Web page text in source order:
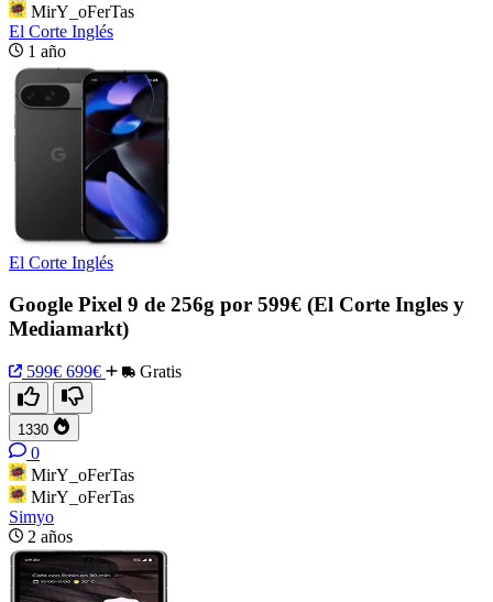
MirY_oFerTas
El Corte Inglés
1 año
El Corte Inglés
Google Pixel 9 de 256g por 599€ (El Corte Ingles y
Mediamarkt)
599€ 699€ Gratis
1330
0
MirY_oFerTas
MirY_oFerTas
Simyo
2 años